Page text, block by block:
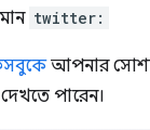
twitter:
আপনার
পারেন।